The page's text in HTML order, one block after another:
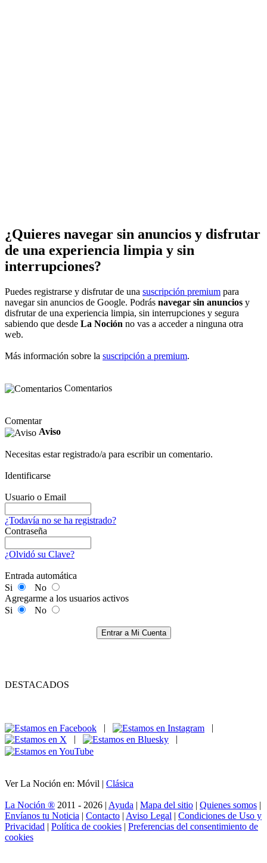
¿Quieres navegar sin anuncios y disfrutar
de una experiencia limpia y sin
interrupciones?
Puedes registrarse y disfrutar de una suscripción premium para
navegar sin anuncios de Google. Podrás navegar sin anuncios y
disfrutar de una experiencia limpia, sin interrupciones y segura
sabiendo que desde La Noción no vas a acceder a ninguna otra
web.
Más información sobre la suscripción a premium.
Comentarios
Comentar
Aviso
Necesitas estar registrado/a para escribir un comentario.
Identificarse
Usuario o Email
¿Todavía no se ha registrado?
Contraseña
¿Olvidó su Clave?
Entrada automática
Si
No
Agregarme a los usuarios activos
Si
No
Entrar a Mi Cuenta
DESTACADOS
|
|
|
|
Ver La Noción en: Móvil | Clásica
La Noción ® 2011 - 2026 | Ayuda | Mapa del sitio | Quienes somos |
Envíanos tu Noticia | Contacto | Aviso Legal | Condiciones de Uso y
Privacidad | Política de cookies | Preferencias del consentimiento de
cookies